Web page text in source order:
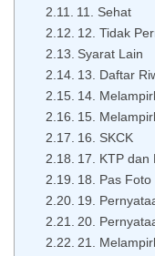
11. Sehat
12. Tidak
Syarat Lain
13. Daftar
14.
15.
16. SKCK
17. KTP dan
18. Pas Foto
19.
20.
21.